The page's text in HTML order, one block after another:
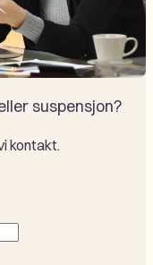
suspensjon?
kontakt.